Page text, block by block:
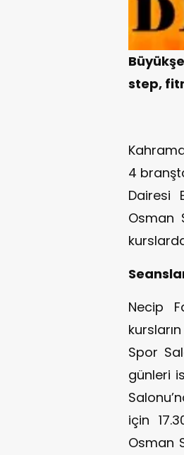
step,
4
Dairesi
Osman
Necip
Spor
günleri
için
Osman